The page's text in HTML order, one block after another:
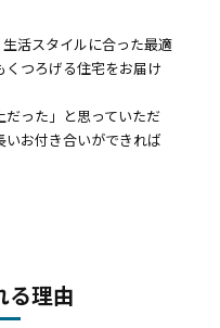
活スタイルに合った最適
つろげる住宅をお届け
った」と思っていただ
お付き合いができれば
る理由